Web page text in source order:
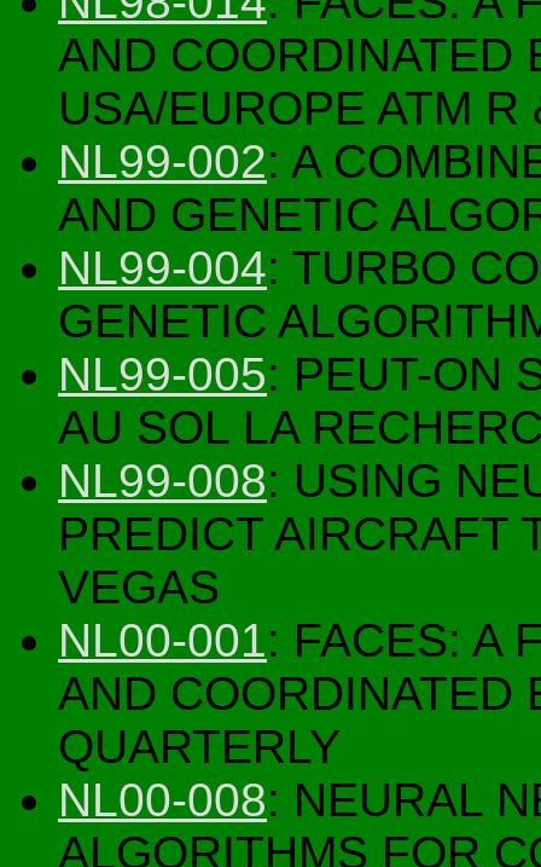
AND COORDINATED
USA/EUROPE ATM R
NL99-002: A
AND GENETIC
NL99-004: TURBO
GENETIC
NL99-005: PEUT-ON
AU SOL LA
NL99-008: USING
PREDICT AIRCRAFT
VEGAS
NL00-001: FACES: A
AND COORDINATED
QUARTERLY
NL00-008: NEURAL
ALGORITHMS FOR